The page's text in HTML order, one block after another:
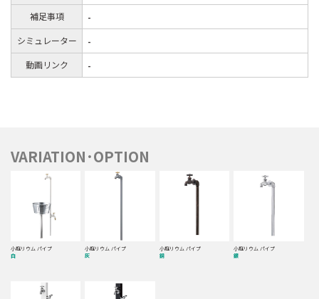
補足事項
-
シミュレーター
-
動画リンク
-
VARIATION･OPTION
小庭リウム パイプ
白
小庭リウム パイプ
灰
小庭リウム パイプ
銅
小庭リウム パイプ
銀